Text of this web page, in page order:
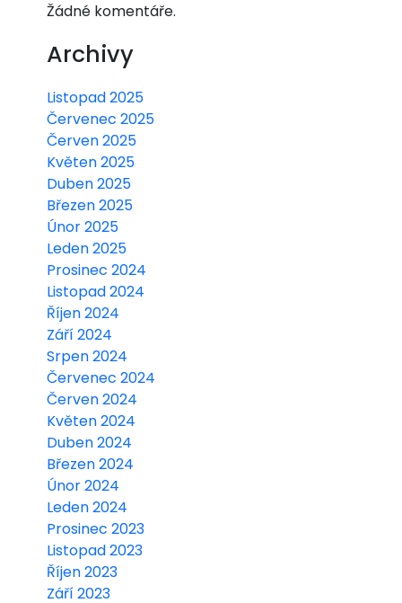
Žádné komentáře.
Archivy
Listopad 2025
Červenec 2025
Červen 2025
Květen 2025
Duben 2025
Březen 2025
Únor 2025
Leden 2025
Prosinec 2024
Listopad 2024
Říjen 2024
Září 2024
Srpen 2024
Červenec 2024
Červen 2024
Květen 2024
Duben 2024
Březen 2024
Únor 2024
Leden 2024
Prosinec 2023
Listopad 2023
Říjen 2023
Září 2023